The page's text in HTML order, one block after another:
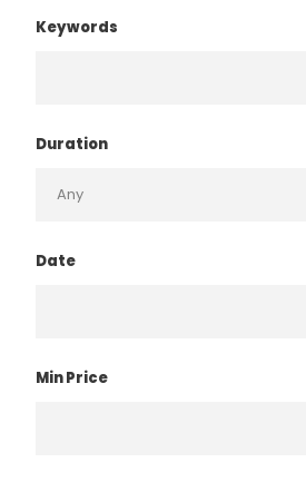
Keywords
Duration
Date
Min Price